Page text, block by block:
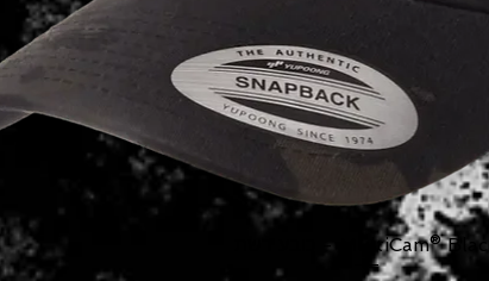
MultiCam® Black - כובע רשת